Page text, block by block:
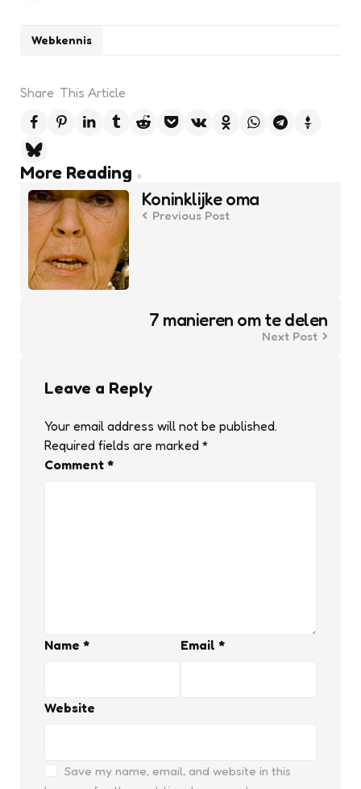
Webkennis
Share This Article
More Reading
Post
navigation
Koninklijke oma
Previous Post
7 manieren om te delen
Next Post
Leave a Reply
Your email address will not be published.
Required fields are marked *
Comment *
Name * Email *
Website
Save my name, email, and website in this